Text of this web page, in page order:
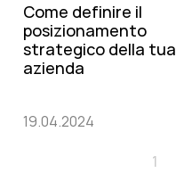
Come definire il
posizionamento
strategico della tua
azienda
19.04.2024
1